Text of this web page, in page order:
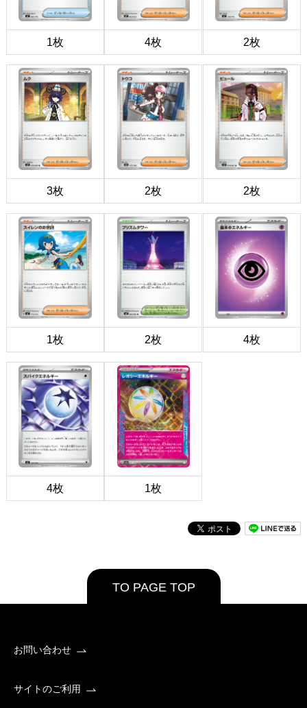
1枚 4枚 2枚
3枚 2枚 2枚
1枚 2枚 4枚
4枚 1枚
TO PAGE TOP
お問い合わせ
サイトのご利用